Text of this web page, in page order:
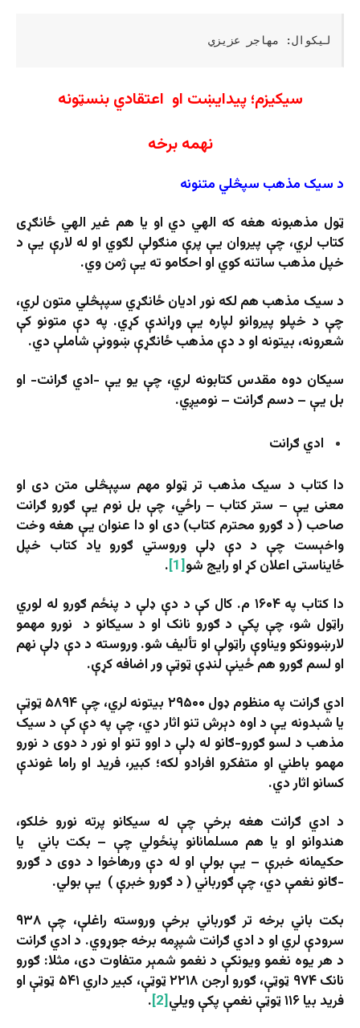
لیکوال: مهاجر عزیزي
سیکیزم؛ پیدایښت او اعتقادي بنسټونه
نهمه برخه
د سیک مذهب سپڅلي متنونه
ټول مذهبونه هغه که الهي دي او یا هم غیر الهي ځانګړی
کتاب لري، چې پیروان یې پرې منګولې لګوي او له لارې یې د
خپل مذهب ساتنه کوي او احکامو ته یې ژمن وي.
د سیک مذهب هم لکه نور ادیان ځانګړي سپېڅلي متون لري،
چې د خپلو پیروانو لپاره یې وړاندې کړي. په دې متونو کې
شعرونه، بیتونه او د دې مذهب ځانګړې ښوونې شاملې دي.
سیکان دوه مقدس کتابونه لري، چې یو یې -ادي ګرانت- او
بل یې – دسم ګرانت – نومیږي.
ادي ګرانت
دا کتاب د سیک مذهب تر ټولو مهم سپېڅلی متن دی او
معنی یې – ستر کتاب – راځي، چې بل نوم یې ګورو ګرانت
صاحب ( د ګورو محترم کتاب) دی او دا عنوان یې هغه وخت
واخېست چې د دې ډلې وروستي ګورو یاد کتاب خپل
ځایناستی اعلان کړ او رایج شو[1]
.
دا کتاب په ۱۶۰۴ م. کال کې د دې ډلې د پنځم ګورو له لوري
راټول شو، چې پکې د ګورو نانک او د سیکانو د نورو مهمو
لارښوونکو ویناوې راټولې او تألیف شو. وروسته د دې ډلې نهم
او لسم ګورو هم ځینې لنډې ټوټې ور اضافه کړې.
ادي ګرانت په منظوم ډول ۲۹۵۰۰ بیتونه لري، چې ۵۸۹۴ ټوټې
یا شبدونه یې د اوه دېرش تنو اثار دي، چې په دې کې د سیک
مذهب د لسو ګورو-ګانو له ډلې د اوو تنو او نور د دوی د نورو
مهمو باطني او متفکرو افرادو لکه؛ کبیر، فرید او راما غوندې
کسانو اثار دي.
د ادي ګرانت هغه برخې چې له سیکانو پرته نورو خلکو،
هندوانو او یا هم مسلمانانو پنځولي چې – بکت باني یا
حکیمانه خبرې – یې بولې او له دې ورهاخوا د دوی د ګورو
-ګانو نغمې دي، چې ګورباني ( د ګورو خبرې ) یې بولي.
بکت باني برخه تر ګورباني برخې وروسته راغلې، چې ۹۳۸
سرودې لري او د ادي ګرانت شپږمه برخه جوړوي. د ادي ګرانت
د هر یوه نغمو ویونکې د نغمو شمېر متفاوت دی، مثلا: ګورو
نانک ۹۷۴ ټوټې، ګورو ارجن ۲۲۱۸ ټوټې، کبیر داري ۵۴۱ ټوټې او
فرید بیا ۱۱۶ ټوټې نغمې پکې ویلي
[2]
.